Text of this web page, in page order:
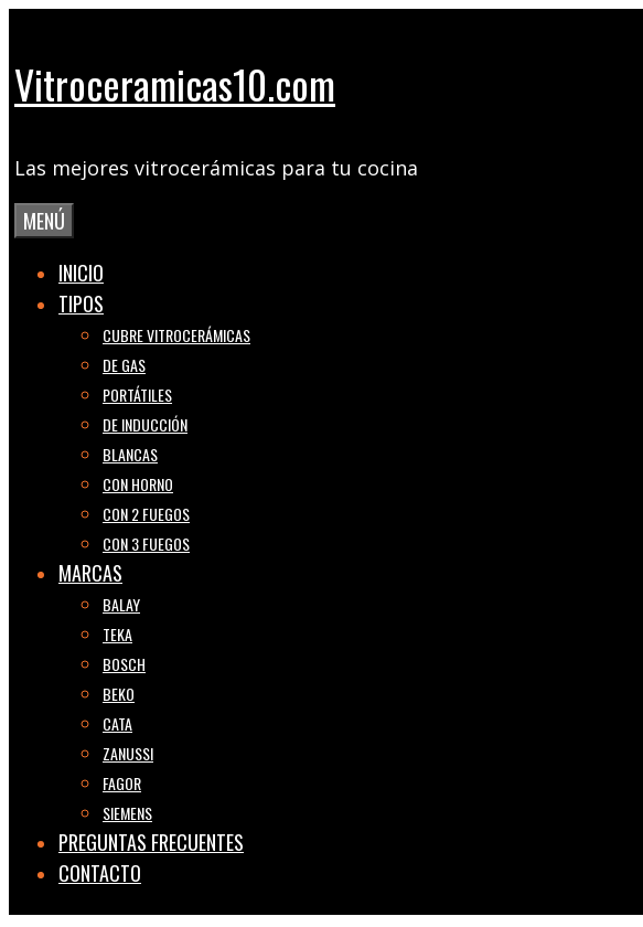
contenido
Vitroceramicas10.com
Las mejores vitrocerámicas para tu cocina
MENÚ
INICIO
TIPOS
CUBRE VITROCERÁMICAS
DE GAS
PORTÁTILES
DE INDUCCIÓN
BLANCAS
CON HORNO
CON 2 FUEGOS
CON 3 FUEGOS
MARCAS
BALAY
TEKA
BOSCH
BEKO
CATA
ZANUSSI
FAGOR
SIEMENS
PREGUNTAS FRECUENTES
CONTACTO